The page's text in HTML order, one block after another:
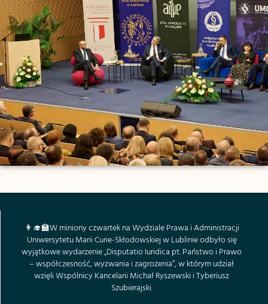
👩‍🎓🏫W miniony czwartek na Wydziale Prawa i Administracji
Uniwersytetu Marii Curie-Skłodowskiej w Lublinie odbyło się
wyjątkowe wydarzenie „Disputatio Iuridica pt. Państwo i Prawo
– współczesność, wyzwania i zagrożenia”, w którym udział
wzięli Wspólnicy Kancelarii Michał Ryszewski i Tyberiusz
Szubierajski.